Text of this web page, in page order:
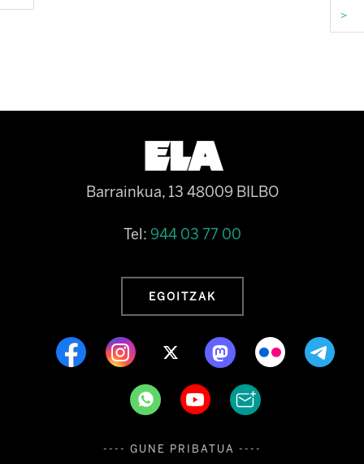
>
Barrainkua, 13 48009 BILBO
Tel: 944 03 77 00
EGOITZAK
---- GUNE PRIBATUA ----